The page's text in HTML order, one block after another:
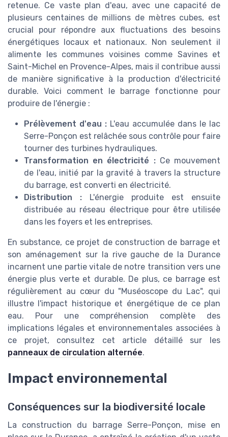
retenue. Ce vaste plan d'eau, avec une capacité de
plusieurs centaines de millions de mètres cubes, est
crucial pour répondre aux fluctuations des besoins
énergétiques locaux et nationaux. Non seulement il
alimente les communes voisines comme Savines et
Saint-Michel en Provence-Alpes, mais il contribue aussi
de manière significative à la production d'électricité
durable. Voici comment le barrage fonctionne pour
produire de l'énergie :
Prélèvement d'eau : L'eau accumulée dans le lac
Serre-Ponçon est relâchée sous contrôle pour faire
tourner des turbines hydrauliques.
Transformation en électricité :Ce mouvement
de l'eau, initié par la gravité à travers la structure
du barrage, est converti en électricité.
Distribution : L'énergie produite est ensuite
distribuée au réseau électrique pour être utilisée
dans les foyers et les entreprises.
En substance, ce projet de construction de barrage et
son aménagement sur la rive gauche de la Durance
incarnent une partie vitale de notre transition vers une
énergie plus verte et durable. De plus, ce barrage est
régulièrement au cœur du "Muséoscope du Lac", qui
illustre l'impact historique et énergétique de ce plan
eau. Pour une compréhension complète des
implications légales et environnementales associées à
ce projet, consultez cet article détaillé sur les
panneaux de circulation alternée.
Impact environnemental
Conséquences sur la biodiversité locale
La construction du barrage Serre-Ponçon, mise en